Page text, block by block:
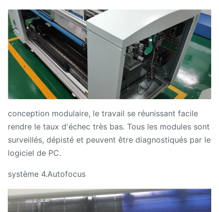
conception modulaire, le travail se réunissant facile
rendre le taux d'échec très bas. Tous les modules sont
surveillés, dépisté et peuvent être diagnostiqués par le
logiciel de PC.
système 4.Autofocus